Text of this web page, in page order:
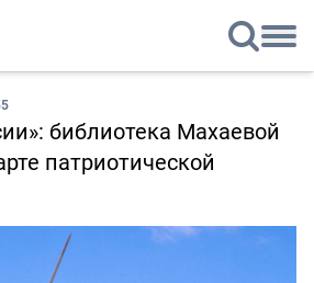
библиотека Махаевой
патриотической